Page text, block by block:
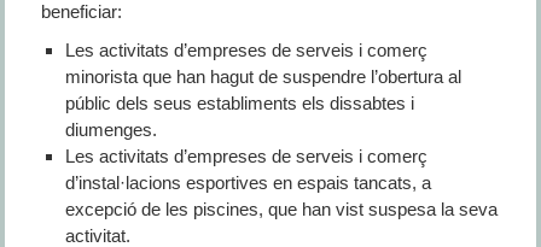
beneficiar:
Les activitats d’empreses de serveis i comerç
minorista que han hagut de suspendre l’obertura al
públic dels seus establiments els dissabtes i
diumenges.
Les activitats d’empreses de serveis i comerç
d’instal·lacions esportives en espais tancats, a
excepció de les piscines, que han vist suspesa la seva
activitat.